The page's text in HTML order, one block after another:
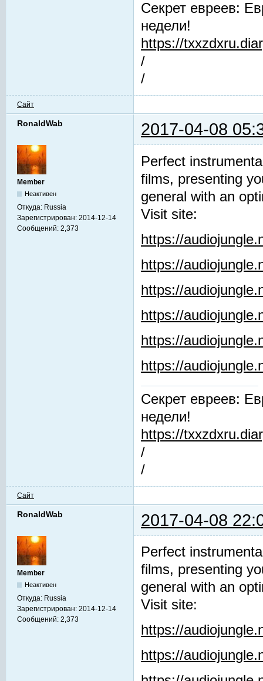
Секрет евреев:
недели!
https://
/
/
Сайт
RonaldWab 2017-04-08
Member
Неактивен
Откуда: Russia
Зарегистрирован: 2014-12-14
Сообщений: 2,373
Perfect
films, presenting
general with an
Visit site:
https://
https://
https://
https://
https://
https://
Секрет евреев:
недели!
https://
/
/
Сайт
RonaldWab 2017-04-08
Member
Неактивен
Откуда: Russia
Зарегистрирован: 2014-12-14
Сообщений: 2,373
Perfect
films, presenting
general with an
Visit site:
https://
https://